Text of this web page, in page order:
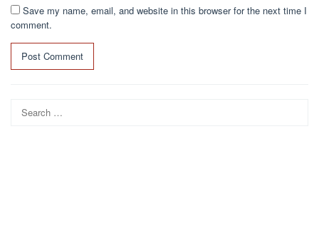
Save my name, email, and website in this browser for the next time I
comment.
for: